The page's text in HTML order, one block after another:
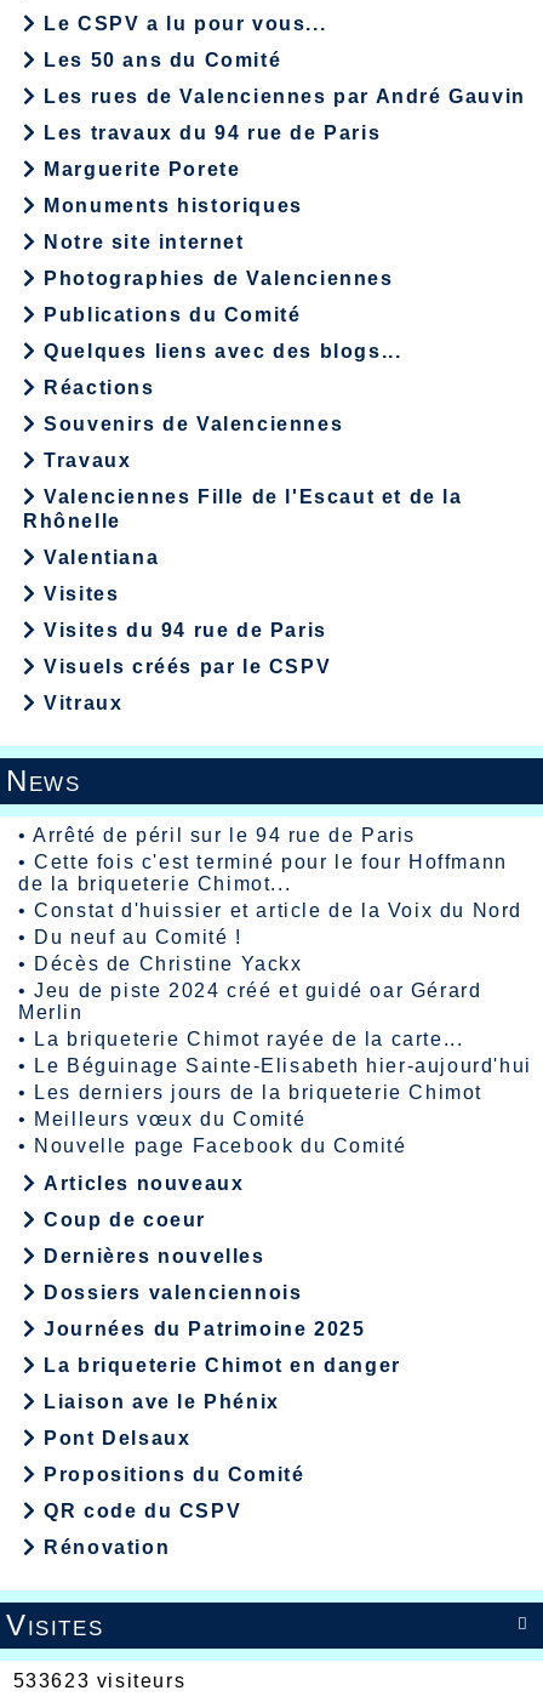
Le CSPV a lu pour vous...
Les 50 ans du Comité
Les rues de Valenciennes par André Gauvin
Les travaux du 94 rue de Paris
Marguerite Porete
Monuments historiques
Notre site internet
Photographies de Valenciennes
Publications du Comité
Quelques liens avec des blogs...
Réactions
Souvenirs de Valenciennes
Travaux
Valenciennes Fille de l'Escaut et de la
Rhônelle
Valentiana
Visites
Visites du 94 rue de Paris
Visuels créés par le CSPV
Vitraux
News
•Arrêté de péril sur le 94 rue de Paris
•Cette fois c'est terminé pour le four Hoffmann
de la briqueterie Chimot...
•Constat d'huissier et article de la Voix du Nord
• Du neuf au Comité !
• Décès de Christine Yackx
•Jeu de piste 2024 créé et guidé oar Gérard
Merlin
•
La briqueterie Chimot rayée de la carte...
•
Le Béguinage Sainte-Elisabeth hier-aujourd'hui
•
Les derniers jours de la briqueterie Chimot
• Meilleurs vœux du Comité
• Nouvelle page Facebook du Comité
Articles nouveaux
Coup de coeur
Dernières nouvelles
Dossiers valenciennois
Journées du Patrimoine 2025
La briqueterie Chimot en danger
Liaison ave le Phénix
Pont Delsaux
Propositions du Comité
QR code du CSPV
Rénovation

Visites
533623 visiteurs